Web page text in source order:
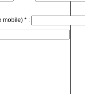
mobile) * :